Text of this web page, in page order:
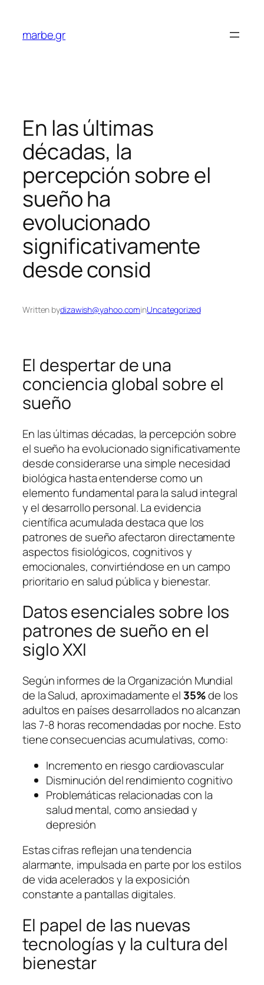
content
marbe.gr
En las últimas
décadas, la
percepción sobre el
sueño ha
evolucionado
significativamente
desde consid
Written bydizawish@yahoo.cominUncategorized
El despertar de una
conciencia global sobre el
sueño
En las últimas décadas, la percepción sobre
el sueño ha evolucionado significativamente
desde considerarse una simple necesidad
biológica hasta entenderse como un
elemento fundamental para la salud integral
y el desarrollo personal. La evidencia
científica acumulada destaca que los
patrones de sueño afectaron directamente
aspectos fisiológicos, cognitivos y
emocionales, convirtiéndose en un campo
prioritario en salud pública y bienestar.
Datos esenciales sobre los
patrones de sueño en el
siglo XXI
Según informes de laOrganización Mundial
de la Salud, aproximadamente el 35%de los
adultos en países desarrollados no alcanzan
las 7-8 horas recomendadas por noche. Esto
tiene consecuencias acumulativas, como:
Incremento en riesgo cardiovascular
Disminución del rendimiento cognitivo
Problemáticas relacionadas con la
salud mental, como ansiedad y
depresión
Estas cifras reflejan una tendencia
alarmante, impulsada en parte por los estilos
de vida acelerados y la exposición
constante a pantallas digitales.
El papel de las nuevas
tecnologías y la cultura del
bienestar